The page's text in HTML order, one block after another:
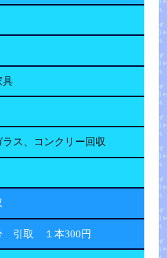
具
ス、コンクリー回収
引取 １本300円